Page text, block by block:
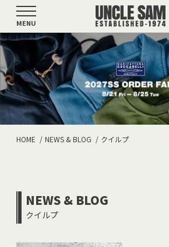
MENU
HOME NEWS & BLOG クイルプ
NEWS & BLOG
クイルプ